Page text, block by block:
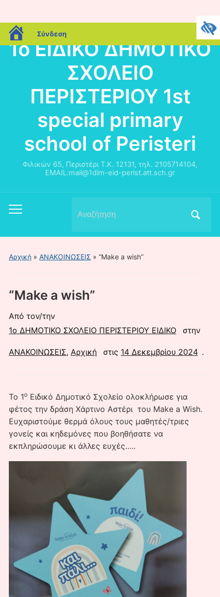
blogs.sch.gr
Σύνδεση
1o ΕΙΔΙΚΟ ΔΗΜΟΤΙΚΟ
ΣΧΟΛΕΙΟ
ΠΕΡΙΣΤΕΡΙΟΥ 1st
special primary
school of Peristeri
Φιλικών 65, Περιστέρι Τ.Κ. 12131, τηλ. 2105714104,
EMAIL:mail@1dim-eid-perist.att.sch.gr
Εναλλαγή
μενού
για
για:
Αρχική» ΑΝΑΚΟΙΝΩΣΕΙΣ » “Make a wish”
“Make a wish”
Από τον/την
1ο ΔΗΜΟΤΙΚΟ ΣΧΟΛΕΙΟ ΠΕΡΙΣΤΕΡΙΟΥ ΕΙΔΙΚΟ
στην
ΑΝΑΚΟΙΝΩΣΕΙΣ, Αρχική στις 14 Δεκεμβρίου 2024 .
Το 1οΕιδικό Δημοτικό Σχολείο ολοκλήρωσε για
φέτος την δράση Χάρτινο Αστέρι του Make a Wish.
Ευχαριστούμε θερμά όλους τους μαθητές/τριες
γονείς και κηδεμόνες που βοηθήσατε να
εκπληρώσουμε κι άλλες ευχές…..